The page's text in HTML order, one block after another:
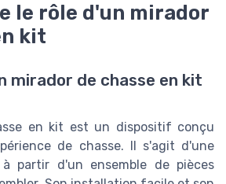
le rôle d'un mirador
kit
mirador de chasse en kit
en kit est un dispositif conçu
de chasse. Il s'agit d'une
partir d'un ensemble de pièces